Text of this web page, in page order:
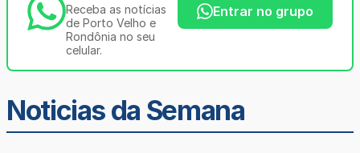
Receba as notícias
de Porto Velho e
Rondônia no seu
celular.
Entrar no grupo
Noticias da Semana